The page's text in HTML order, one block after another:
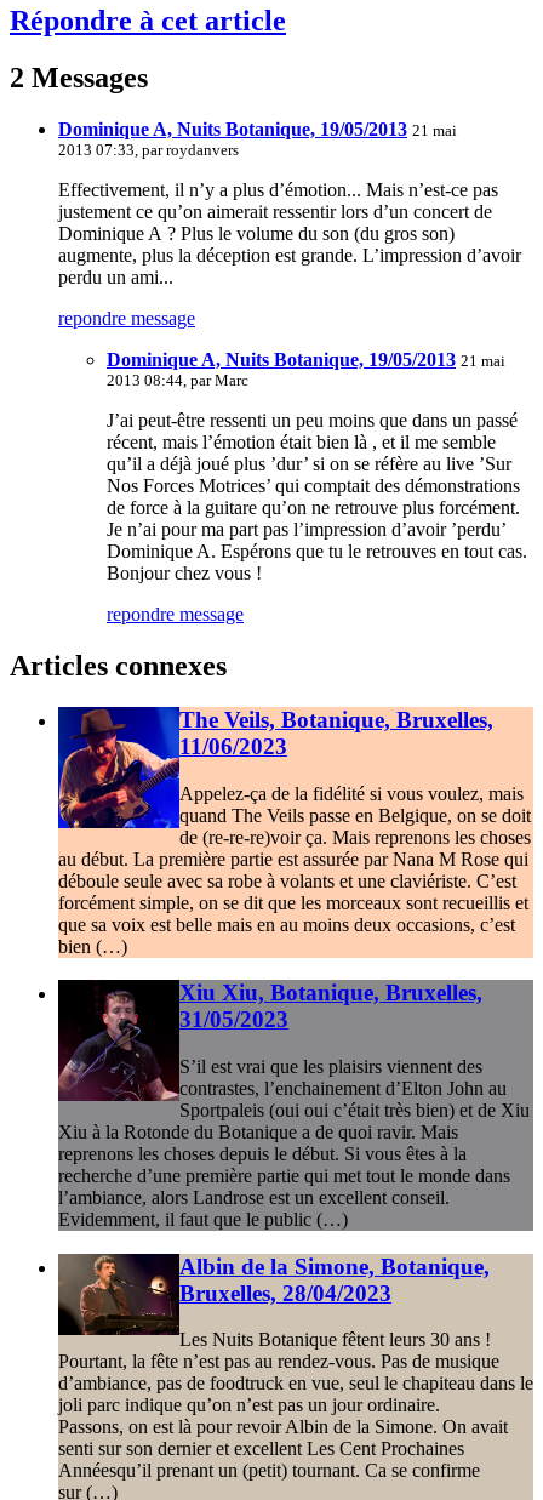
Répondre à cet article
2 Messages
Dominique A, Nuits Botanique, 19/05/2013 21 mai
2013 07:33, parroydanvers
Effectivement, il n’y a plus d’émotion... Mais n’est-ce pas
justement ce qu’on aimerait ressentir lors d’un concert de
Dominique A ? Plus le volume du son (du gros son)
augmente, plus la déception est grande. L’impression d’avoir
perdu un ami...
repondre message
Dominique A, Nuits Botanique, 19/05/2013 21 mai
2013 08:44, parMarc
J’ai peut-être ressenti un peu moins que dans un passé
récent, mais l’émotion était bien là , et il me semble
qu’il a déjà joué plus ’dur’ si on se réfère au live ’Sur
Nos Forces Motrices’ qui comptait des démonstrations
de force à la guitare qu’on ne retrouve plus forcément.
Je n’ai pour ma part pas l’impression d’avoir ’perdu’
Dominique A. Espérons que tu le retrouves en tout cas.
Bonjour chez vous !
repondre message
Articles connexes
The Veils, Botanique, Bruxelles,
11/06/2023
Appelez-ça de la fidélité si vous voulez, mais
quand The Veils passe en Belgique, on se doit
de (re-re-re)voir ça. Mais reprenons les choses
au début. La première partie est assurée par Nana M Rose qui
déboule seule avec sa robe à volants et une claviériste. C’est
forcément simple, on se dit que les morceaux sont recueillis et
que sa voix est belle mais en au moins deux occasions, c’est
bien (…)
Xiu Xiu, Botanique, Bruxelles,
31/05/2023
S’il est vrai que les plaisirs viennent des
contrastes, l’enchainement d’Elton John au
Sportpaleis (oui oui c’était très bien) et de Xiu
Xiu à la Rotonde du Botanique a de quoi ravir. Mais
reprenons les choses depuis le début. Si vous êtes à la
recherche d’une première partie qui met tout le monde dans
l’ambiance, alors Landrose est un excellent conseil.
Evidemment, il faut que le public (…)
Albin de la Simone, Botanique,
Bruxelles, 28/04/2023
Les Nuits Botanique fêtent leurs 30 ans !
Pourtant, la fête n’est pas au rendez-vous. Pas de musique
d’ambiance, pas de foodtruck en vue, seul le chapiteau dans le
joli parc indique qu’on n’est pas un jour ordinaire.
Passons, on est là pour revoir Albin de la Simone. On avait
senti sur son dernier et excellent Les Cent Prochaines
Annéesqu’il prenant un (petit) tournant. Ca se confirme
sur (…)